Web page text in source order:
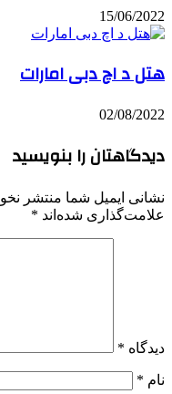
15/06/2022
هتل د اچ دبی امارات
02/08/2022
دیدگاهتان را بنویسید
نشانی ایمیل شما منتشر
علامت‌گذاری شده‌اند *
دیدگاه *
نام *